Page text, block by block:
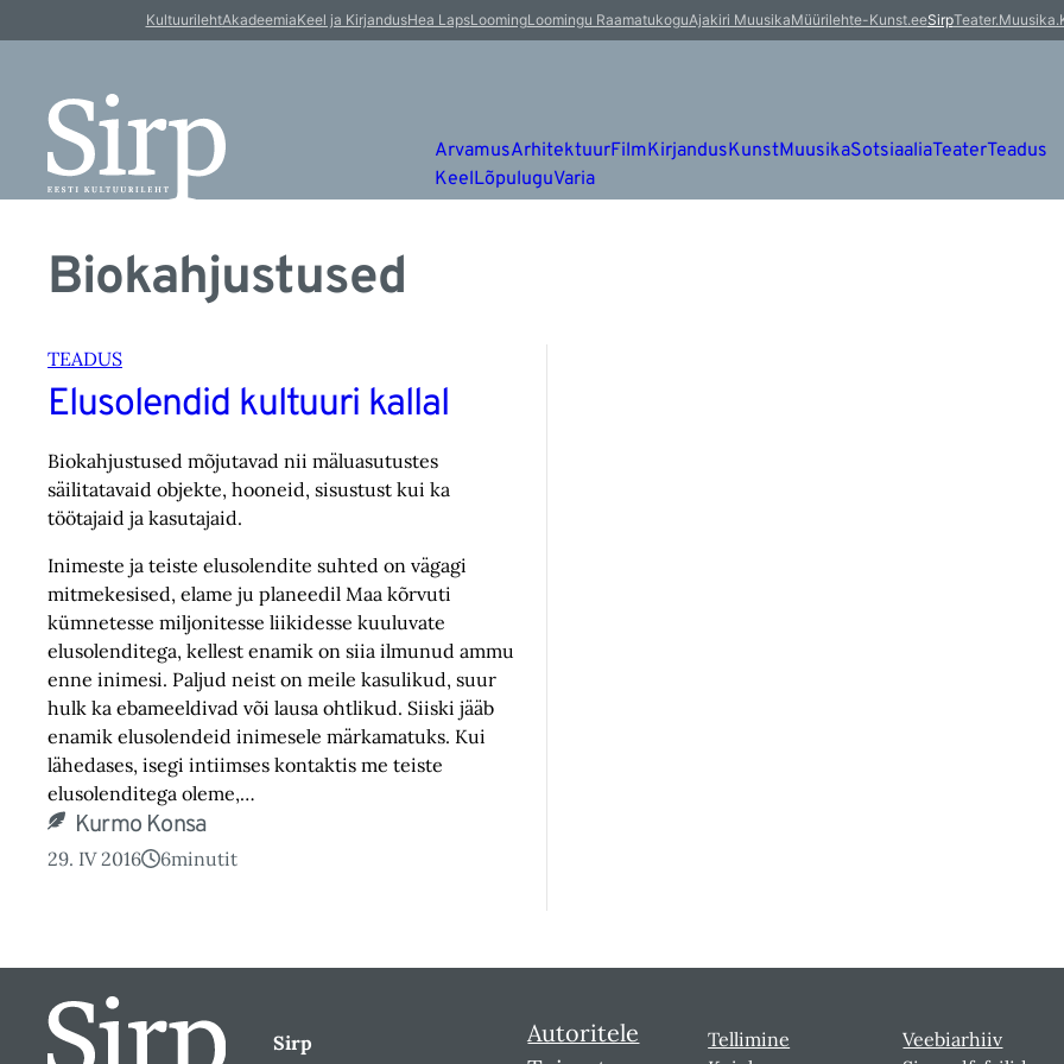
KultuurilehtAkadeemiaKeel ja KirjandusHea LapsLoomingLoomingu RaamatukoguAjakiri MuusikaMüürilehte-Kunst.eeSirp
ArvamusArhitektuurFilmKirjandusKunstMuusikaSotsiaaliaTeaterTeadus
KeelLõpuluguVaria
Biokahjustused
TEADUS
Elusolendid kultuuri kallal
Biokahjustused mõjutavad nii mäluasutustes
säilitatavaid objekte, hooneid, sisustust kui ka
töötajaid ja kasutajaid.
Inimeste ja teiste elusolendite suhted on vägagi
mitmekesised, elame ju planeedil Maa kõrvuti
kümnetesse miljonitesse liikidesse kuuluvate
elusolenditega, kellest enamik on siia ilmunud ammu
enne inimesi. Paljud neist on meile kasulikud, suur
hulk ka ebameeldivad või lausa ohtlikud. Siiski jääb
enamik elusolendeid inimesele märkamatuks. Kui
lähedases, isegi intiimses kontaktis me teiste
elusolenditega oleme,…
Kurmo Konsa
29. IV 2016 6minutit
Sirp
Autoritele
Tellimine
Veebiarhiiv